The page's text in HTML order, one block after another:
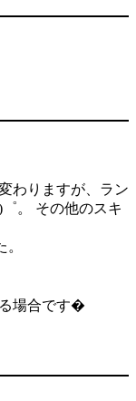
わりますが、ラン
。 その他のスキ
場合です�